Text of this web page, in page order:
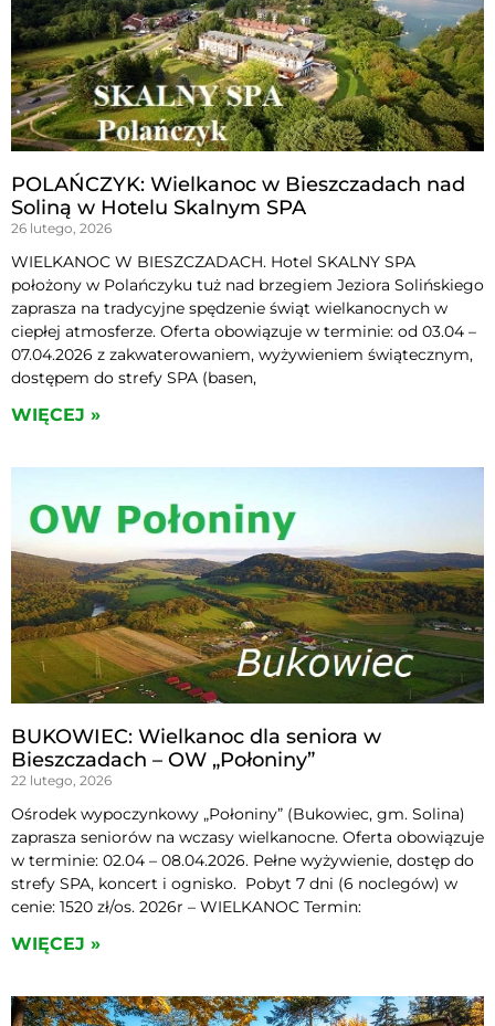
POLAŃCZYK: Wielkanoc w Bieszczadach nad
Soliną w Hotelu Skalnym SPA
26 lutego, 2026
WIELKANOC W BIESZCZADACH. Hotel SKALNY SPA
położony w Polańczyku tuż nad brzegiem Jeziora Solińskiego
zaprasza na tradycyjne spędzenie świąt wielkanocnych w
ciepłej atmosferze. Oferta obowiązuje w terminie: od 03.04 –
07.04.2026 z zakwaterowaniem, wyżywieniem świątecznym,
dostępem do strefy SPA (basen,
WIĘCEJ »
BUKOWIEC: Wielkanoc dla seniora w
Bieszczadach – OW „Połoniny”
22 lutego, 2026
Ośrodek wypoczynkowy „Połoniny” (Bukowiec, gm. Solina)
zaprasza seniorów na wczasy wielkanocne. Oferta obowiązuje
w terminie: 02.04 – 08.04.2026. Pełne wyżywienie, dostęp do
strefy SPA, koncert i ognisko. Pobyt 7 dni (6 noclegów) w
cenie: 1520 zł/os. 2026r – WIELKANOC Termin:
WIĘCEJ »